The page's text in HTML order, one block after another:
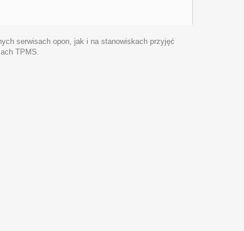
serwisach opon, jak i na stanowiskach przyjęć
TPMS.